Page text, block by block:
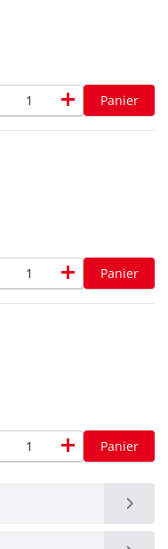
add Panier
add Panier
add Panier